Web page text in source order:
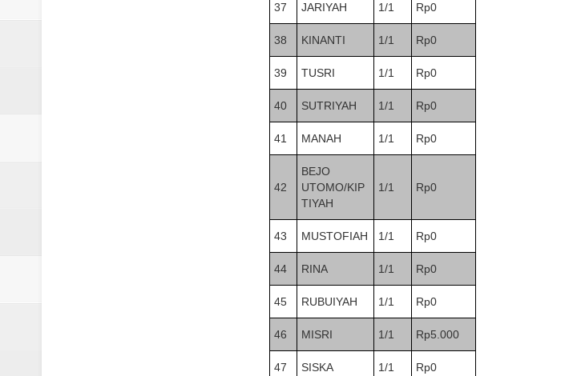
37 JARIYAH 1/1 Rp0
38 KINANTI 1/1 Rp0
39 TUSRI 1/1 Rp0
40 SUTRIYAH 1/1 Rp0
41 MANAH 1/1 Rp0
42
BEJO
UTOMO/KIP
TIYAH
1/1 Rp0
43 MUSTOFIAH 1/1 Rp0
44 RINA 1/1 Rp0
45 RUBUIYAH 1/1 Rp0
46 MISRI 1/1 Rp5.000
47 SISKA 1/1 Rp0